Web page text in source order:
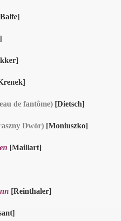
de fantôme) [Dietsch]
Dwór) [Moniuszko]
[Maillart]
[Reinthaler]